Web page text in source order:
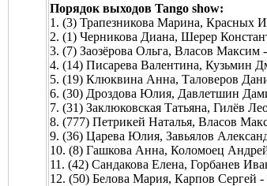
Порядок выходов Tango show:
1. (3) Трапезникова Марина, Красных
2. (1) Черникова Диана, Шерер
3. (7) Заозёрова Ольга, Власов Максим
4. (14) Писарева Валентина, Кузьмин
5. (19) Клюквина Анна, Таловеров
6. (30) Дроздова Юлия, Давлетшин
7. (31) Заклюковская Татьяна, Гилёв
8. (777) Петрикей Наталья, Власов
9. (36) Царева Юлия, Завьялов
10. (8) Гашкова Анна, Коломоец
11. (42) Сандакова Елена, Горбанев
12. (50) Белова Мария, Карпов Сергей -